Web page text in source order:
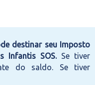
destinar seu Imposto
Infantis SOS.Se tiver
do saldo. Se tiver